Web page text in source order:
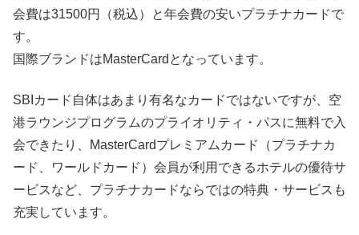
会費は31500円（税込）と年会費の安いプラチナカードで
す。
国際ブランドはMasterCardとなっています。
SBIカード自体はあまり有名なカードではないですが、空
港ラウンジプログラムのプライオリティ・パスに無料で入
会できたり、MasterCardプレミアムカード（プラチナカ
ード、ワールドカード）会員が利用できるホテルの優待サ
ービスなど、プラチナカードならではの特典・サービスも
充実しています。